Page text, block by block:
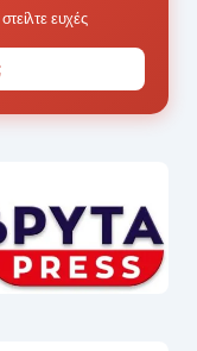
ευχές